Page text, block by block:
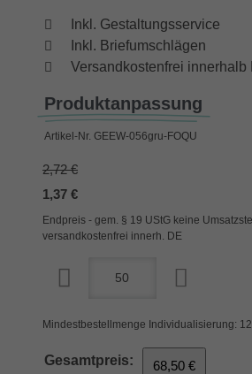
Inkl. Gestaltungsservice
Inkl. Briefumschlägen
Versandkostenfrei innerhalb
Produktanpassung
Artikel-Nr. GEEW-056gru-FOQU
2,72 €
1,37 €
Endpreis - gem. § 19 UStG keine
versandkostenfrei innerh. DE
Mindestbestellmenge Individualisierung:
Gesamtpreis: 68,50 €